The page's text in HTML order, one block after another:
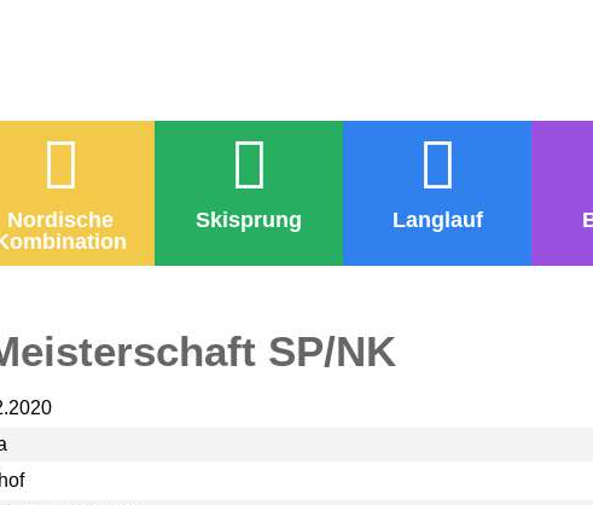
Nordische
Skisprung Langlauf
SP/NK